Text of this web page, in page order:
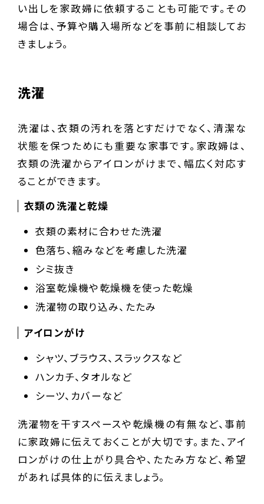
い出しを家政婦に依頼することも可能です。その
場合は、予算や購入場所などを事前に相談してお
きましょう。
洗濯
洗濯は、衣類の汚れを落とすだけでなく、清潔な
状態を保つためにも重要な家事です。家政婦は、
衣類の洗濯からアイロンがけまで、幅広く対応す
ることができます。
衣類の洗濯と乾燥
衣類の素材に合わせた洗濯
色落ち、縮みなどを考慮した洗濯
シミ抜き
浴室乾燥機や乾燥機を使った乾燥
洗濯物の取り込み、たたみ
アイロンがけ
シャツ、ブラウス、スラックスなど
ハンカチ、タオルなど
シーツ、カバーなど
洗濯物を干すスペースや乾燥機の有無など、事前
に家政婦に伝えておくことが大切です。また、アイ
ロンがけの仕上がり具合や、たたみ方など、希望
があれば具体的に伝えましょう。